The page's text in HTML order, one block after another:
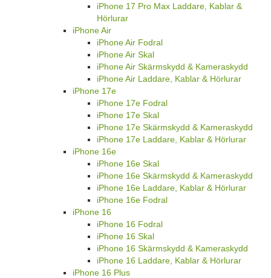
iPhone 17 Pro Max Laddare, Kablar &
Hörlurar
iPhone Air
iPhone Air Fodral
iPhone Air Skal
iPhone Air Skärmskydd & Kameraskydd
iPhone Air Laddare, Kablar & Hörlurar
iPhone 17e
iPhone 17e Fodral
iPhone 17e Skal
iPhone 17e Skärmskydd & Kameraskydd
iPhone 17e Laddare, Kablar & Hörlurar
iPhone 16e
iPhone 16e Skal
iPhone 16e Skärmskydd & Kameraskydd
iPhone 16e Laddare, Kablar & Hörlurar
iPhone 16e Fodral
iPhone 16
iPhone 16 Fodral
iPhone 16 Skal
iPhone 16 Skärmskydd & Kameraskydd
iPhone 16 Laddare, Kablar & Hörlurar
iPhone 16 Plus